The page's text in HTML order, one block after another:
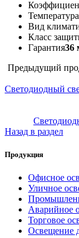
Вид
Класс
Гарантия36
Предыдущий
Светодиодный
Назад в раздел
Продукция
Офисное
Уличное
Аварийное
Торговое
Освещение